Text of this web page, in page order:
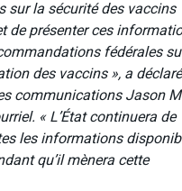
sur la sécurité des vaccins
de présenter ces
fédérales
des vaccins », a
communications Jason
« L’État continuera de
les informations
qu’il mènera cette